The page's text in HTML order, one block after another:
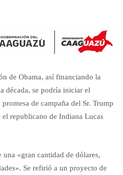
de Obama, así financiando la
década, se podría iniciar el
de campaña del Sr. Trump
republicano de Indiana Lucas
una «gran cantidad de dólares,
Se refirió a un proyecto de